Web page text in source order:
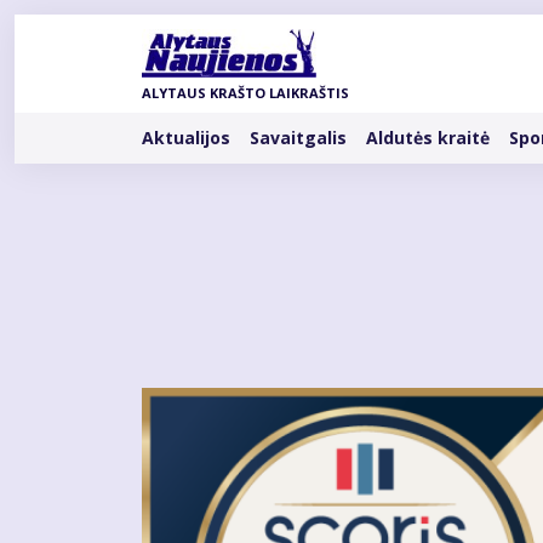
Pereiti
ALYTAUS KRAŠTO LAIKRAŠTIS
Rubrikos
Aktualijos Savaitgalis Aldutės kraitė